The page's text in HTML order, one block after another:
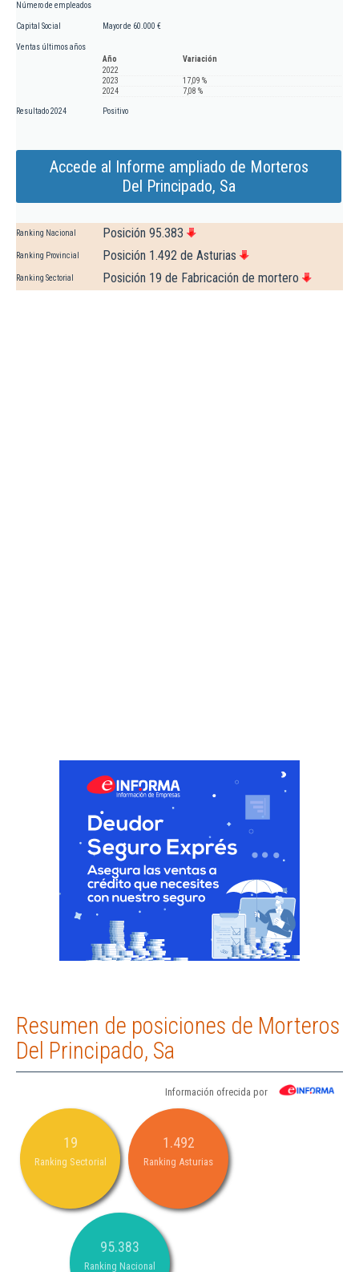
Número de empleados
Capital Social Mayor de 60.000 €
Ventas últimos años
Año
Variación
2022
2023
17,09 %
2024
7,08 %
Resultado 2024 Positivo
Accede al Informe ampliado de Morteros
Del Principado, Sa
Ranking Nacional Posición 95.383
Ranking Provincial Posición 1.492 de Asturias
Ranking Sectorial Posición 19 de Fabricación de mortero
Resumen de posiciones de Morteros
Del Principado, Sa
Información ofrecida por
19
Ranking Sectorial
1.492
Ranking Asturias
95.383
Ranking Nacional